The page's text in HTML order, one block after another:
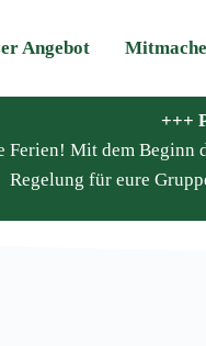
Angebot
+++
Mit dem Beginn
Regelung für eure